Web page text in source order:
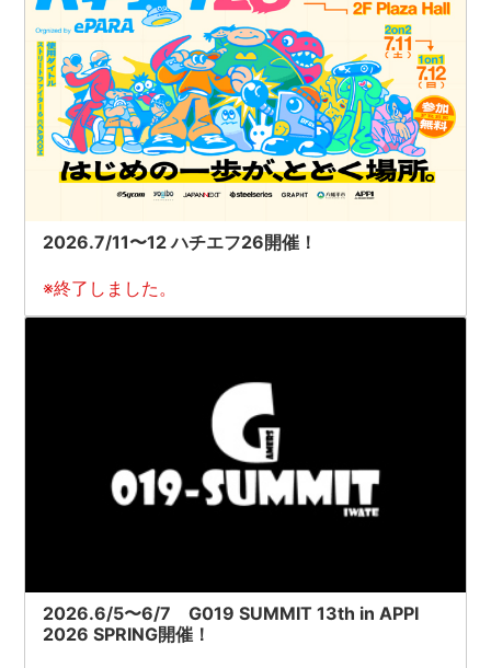
2026.7/11〜12 ハチエフ26開催！
※終了しました。
2026.6/5〜6/7 G019 SUMMIT 13th in APPI
2026 SPRING開催！